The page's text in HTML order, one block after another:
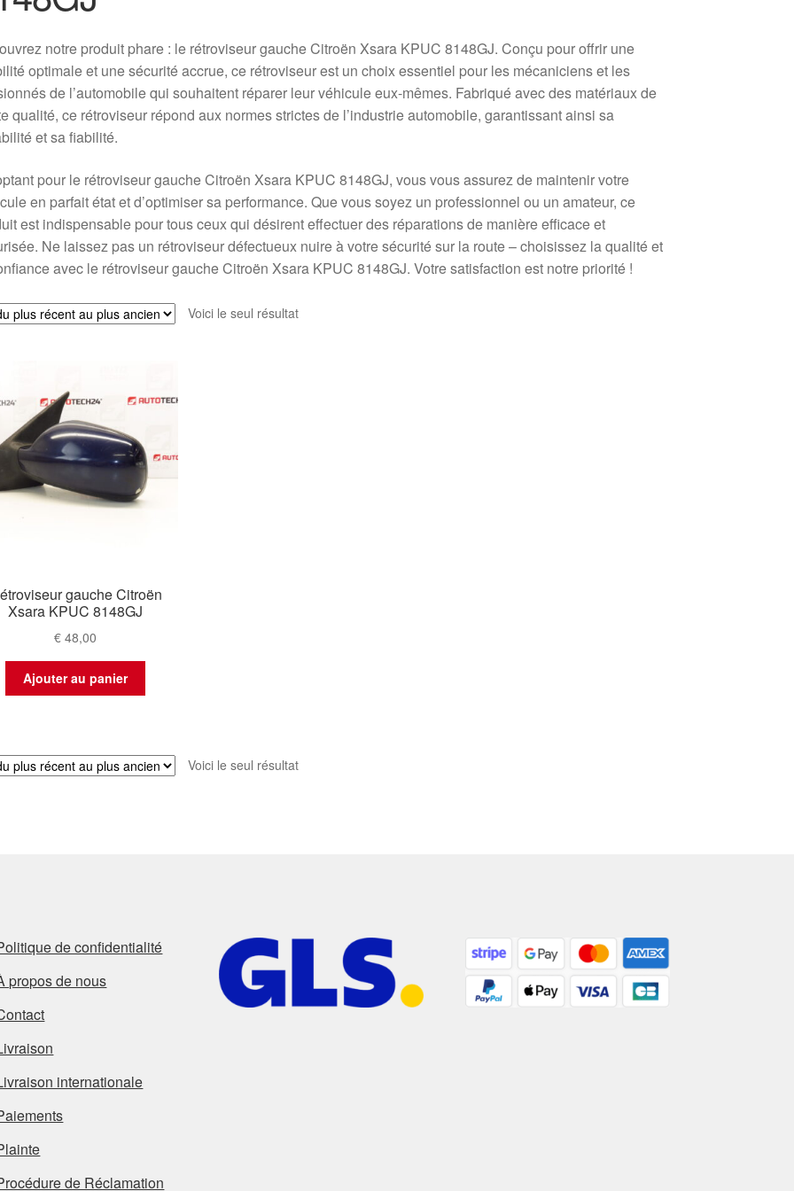
notre produit phare : le rétroviseur gauche Citroën Xsara KPUC 8148GJ. Conçu pour offrir une
optimale et une sécurité accrue, ce rétroviseur est un choix essentiel pour les mécaniciens et les
de l’automobile qui souhaitent réparer leur véhicule eux-mêmes. Fabriqué avec des matériaux de
qualité, ce rétroviseur répond aux normes strictes de l’industrie automobile, garantissant ainsi sa
et sa fiabilité.
pour le rétroviseur gauche Citroën Xsara KPUC 8148GJ, vous vous assurez de maintenir votre
en parfait état et d’optimiser sa performance. Que vous soyez un professionnel ou un amateur, ce
est indispensable pour tous ceux qui désirent effectuer des réparations de manière efficace et
Ne laissez pas un rétroviseur défectueux nuire à votre sécurité sur la route – choisissez la qualité et
avec le rétroviseur gauche Citroën Xsara KPUC 8148GJ. Votre satisfaction est notre priorité !
Voici le seul résultat
gauche Citroën
Xsara KPUC 8148GJ
€ 48,00
Ajouter au panier
Voici le seul résultat
de confidentialité
propos de nous
internationale
de Réclamation